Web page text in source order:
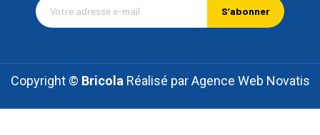
S’abonner
Copyright © Bricola Réalisé parAgence Web Novatis